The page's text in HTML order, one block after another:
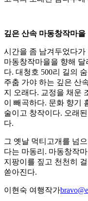
깊은 산속 마동창작마을
시간을 좀 남겨두었다가
마동창작마을을 향해 달
다. 대청호 500리 길의
주춤 가야 하는 깊은 산
지 오래다. 교정을 채운
이 빼곡하다. 문화 향기
술이고 창작이다. 오래
다.
그 옛날 먹티고개를 넘
다는 마동리. 마동창작
지팡이를 짚고 천천히
쏟아진다.
이현숙 여행작가